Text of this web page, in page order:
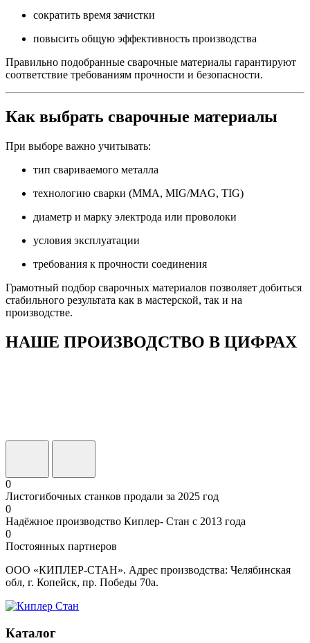
сократить время зачистки
повысить общую эффективность производства
Правильно подобранные сварочные материалы гарантируют
соответствие требованиям прочности и безопасности.
Как выбрать сварочные материалы
При выборе важно учитывать:
тип свариваемого металла
технологию сварки (MMA, MIG/MAG, TIG)
диаметр и марку электрода или проволоки
условия эксплуатации
требования к прочности соединения
Грамотный подбор сварочных материалов позволяет добиться
стабильного результата как в мастерской, так и на
производстве.
НАШЕ ПРОИЗВОДСТВО В ЦИФРАХ
0
Листогибочных станков продали за 2025 год
0
Надёжное производство Киплер- Стан с 2013 года
0
Постоянных партнеров
ООО «КИПЛЕР-СТАН». Адрес производства: Челябинская
обл, г. Копейск, пр. Победы 70а.
Каталог